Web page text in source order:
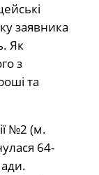
заявника
Як
з
та
№2 (м.
64-